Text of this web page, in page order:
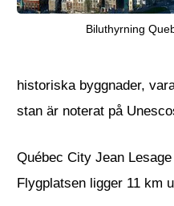
Biluthyrning
historiska byggnader,
stan är noterat på
Québec City Jean
Flygplatsen ligger 11 km